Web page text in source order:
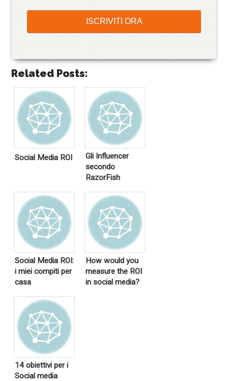
Related Posts:
Social Media ROI
Gli Influencer
secondo
RazorFish
Social Media ROI:
i miei compiti per
casa
How would you
measure the ROI
in social media?
14 obiettivi per i
Social media